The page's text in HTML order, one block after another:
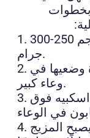
بخطوات
1. احضر قطعة صابون صلبة بحجم 250-300
جرام.
2. قطعي الصابون إلى قطع صغيرة وضعيها في
وعاء كبير.
3. سخني الماء حتى الغليان ثم اسكبيه فوق
4. اخلطي الماء والصابون حتى يصبح المزيج